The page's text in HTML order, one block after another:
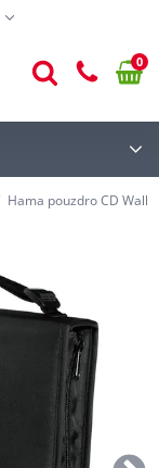
0
Hama pouzdro CD